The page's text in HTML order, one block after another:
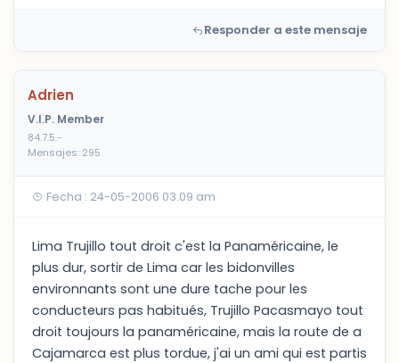
Responder a este mensaje
Adrien
V.I.P. Member
84.7.5.-
Mensajes: 295
Fecha : 24-05-2006 03:09 am
Lima Trujillo tout droit c'est la Panaméricaine, le
plus dur, sortir de Lima car les bidonvilles
environnants sont une dure tache pour les
conducteurs pas habitués, Trujillo Pacasmayo tout
droit toujours la panaméricaine, mais la route de a
Cajamarca est plus tordue, j'ai un ami qui est partis